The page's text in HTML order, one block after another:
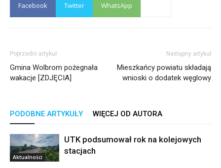
Facebook Twitter WhatsApp
Poprzedni artykuł
Gmina Wolbrom pożegnała
wakacje [ZDJĘCIA]
Następny artykuł
Mieszkańcy powiatu składają
wnioski o dodatek węglowy
PODOBNE ARTYKUŁY WIĘCEJ OD AUTORA
Aktualności
UTK podsumował rok na kolejowych
stacjach